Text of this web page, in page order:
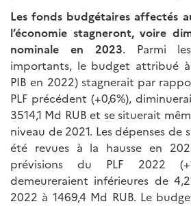
Les fonds budgétaires affectés
l’économie stagneront, voire
nominale en 2023. Parmi
importants, le budget attribué à
PIB en 2022) stagnerait par
PLF précédent (+0,6%),
3514,1 Md RUB et se situerait
niveau de 2021. Les dépenses de
été revues à la hausse en
prévisions du PLF 2022
demeureraient inférieures de
2022 à 1469,4 Md RUB. Le